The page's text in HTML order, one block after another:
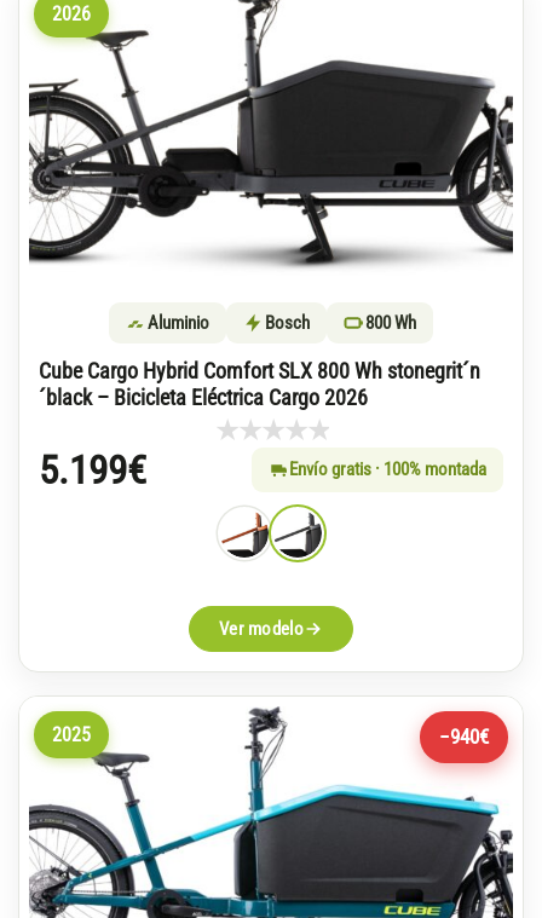
2026
Aluminio Bosch 800 Wh
Cube Cargo Hybrid Comfort SLX 800 Wh stonegrit´n
´black – Bicicleta Eléctrica Cargo 2026
Envío gratis · 100% montada
5.199€
Ver modelo
2025 −940€